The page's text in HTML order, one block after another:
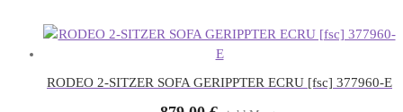
RODEO 2-SITZER SOFA GERIPPTER ECRU [fsc] 377960-E